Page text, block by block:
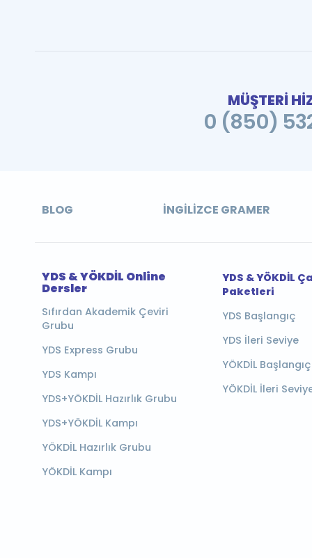
MÜŞTERİ
0 (850)
BLOG İNGILIZCE GRAMER
YDS & YÖKDİL Online
Dersler
Sıfırdan Akademik Çeviri
Grubu
YDS Express Grubu
YDS Kampı
YDS+YÖKDİL Hazırlık Grubu
YDS+YÖKDİL Kampı
YÖKDİL Hazırlık Grubu
YÖKDİL Kampı
YDS & YÖKDİL
Paketleri
YDS Başlangıç
YDS İleri Seviye
YÖKDİL Başlangıç
YÖKDİL İleri